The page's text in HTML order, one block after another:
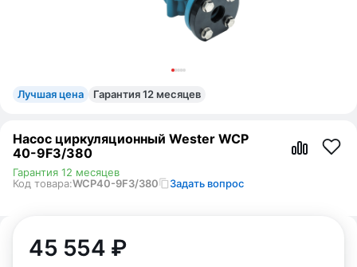
Лучшая цена Гарантия 12 месяцев
Насос циркуляционный Wester WCP
40-9F3/380
Код товара:WCP40-9F3/380 Задать вопрос
Гарантия 12 месяцев
45 554 ₽